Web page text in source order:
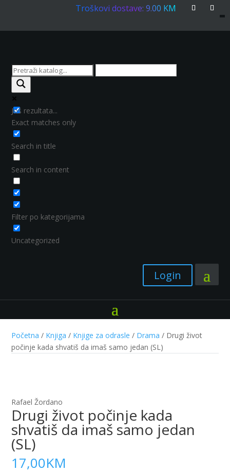
Troškovi dostave: 9.00 KM
Još rezultata...
Exact matches only
Search in title
Search in content
Filter po kategorijama
Uncategorized
Login
Početna / Knjiga / Knjige za odrasle / Drama / Drugi život
počinje kada shvatiš da imaš samo jedan (SL)
Rafael Žordano
Drugi život počinje kada
shvatiš da imaš samo jedan
(SL)
17,00KM